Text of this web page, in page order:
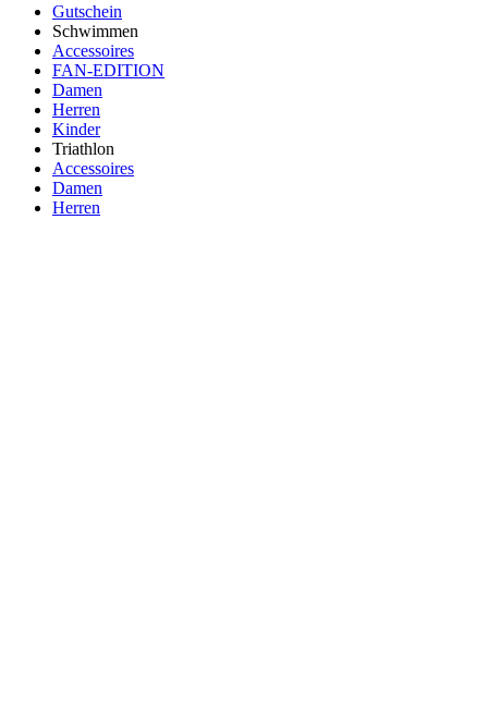
Gutschein
Schwimmen
Accessoires
FAN-EDITION
Damen
Herren
Kinder
Triathlon
Accessoires
Damen
Herren